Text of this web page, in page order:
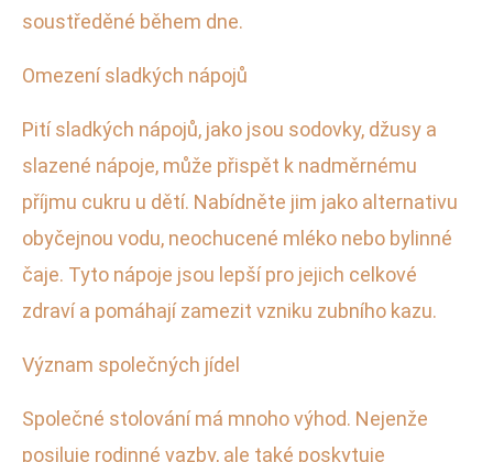
soustředěné během dne.
Omezení sladkých nápojů
Pití sladkých nápojů, jako jsou sodovky, džusy a
slazené nápoje, může přispět k nadměrnému
příjmu cukru u dětí. Nabídněte jim jako alternativu
obyčejnou vodu, neochucené mléko nebo bylinné
čaje. Tyto nápoje jsou lepší pro jejich celkové
zdraví a pomáhají zamezit vzniku zubního kazu.
Význam společných jídel
Společné stolování má mnoho výhod. Nejenže
posiluje rodinné vazby, ale také poskytuje